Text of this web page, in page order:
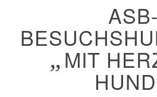
ASB-
„MIT
HUND